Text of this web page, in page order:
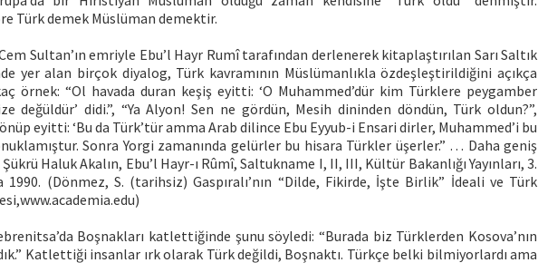
Türk demek Müslüman demektir.
Sultan’ın emriyle Ebu’l Hayr Rumî tarafından derlenerek kitaplaştırılan Sarı Saltık
yer alan birçok diyalog, Türk kavramının Müslümanlıkla özdeşleştirildiğini açıkça
örnek: “Ol havada duran keşiş eyitti: ‘O Muhammed’dür kim Türklere peygamber
değüldür’ didi.”, “Ya Alyon! Sen ne gördün, Mesih dininden döndün, Türk oldun?”,
eyitti: ‘Bu da Türk’tür amma Arab dilince Ebu Eyyub-i Ensari dirler, Muhammed’i bu
Sonra Yorgi zamanında gelürler bu hisara Türkler üşerler.” … Daha geniş
Haluk Akalın, Ebu’l Hayr-ı Rûmî, Saltukname I, II, III, Kültür Bakanlığı Yayınları, 3.
1990. (Dönmez, S. (tarihsiz) Gaspıralı’nın “Dilde, Fikirde, İşte Birlik” İdeali ve Türk
Boşnakları katlettiğinde şunu söyledi: “Burada biz Türklerden Kosova’nın
Katlettiği insanlar ırk olarak Türk değildi, Boşnaktı. Türkçe belki bilmiyorlardı ama